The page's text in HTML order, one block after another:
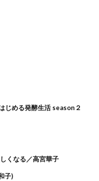
じめる発酵生活 season２
くなる／高宮華子
子)